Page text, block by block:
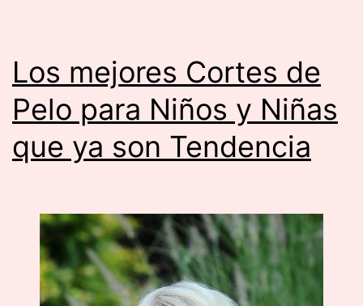
Los mejores Cortes de
Pelo para Niños y Niñas
que ya son Tendencia